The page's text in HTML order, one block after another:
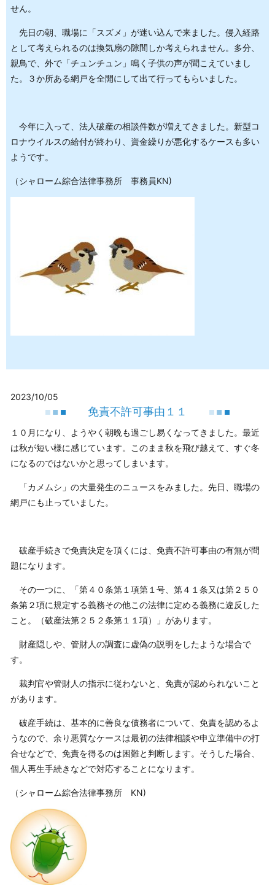
せん。
先日の朝、職場に「スズメ」が迷い込んで来ました。侵入経路
として考えられるのは換気扇の隙間しか考えられません。多分、
親鳥で、外で「チュンチュン」鳴く子供の声が聞こえていまし
た。３か所ある網戸を全開にして出て行ってもらいました。
今年に入って、法人破産の相談件数が増えてきました。新型コ
ロナウイルスの給付が終わり、資金繰りが悪化するケースも多い
ようです。
（シャローム綜合法律事務所 事務員KN)
2023/10/05
免責不許可事由１１
１０月になり、ようやく朝晩も過ごし易くなってきました。最近
は秋が短い様に感じています。このまま秋を飛び越えて、すぐ冬
になるのではないかと思ってしまいます。
「カメムシ」の大量発生のニュースをみました。先日、職場の
網戸にも止っていました。
破産手続きで免責決定を頂くには、免責不許可事由の有無が問
題になります。
その一つに、「第４０条第１項第１号、第４１条又は第２５０
条第２項に規定する義務その他この法律に定める義務に違反した
こと。（破産法第２５２条第１１項）」があります。
財産隠しや、管財人の調査に虚偽の説明をしたような場合で
す。
裁判官や管財人の指示に従わないと、免責が認められないこと
があります。
破産手続は、基本的に善良な債務者について、免責を認めるよ
うなので、余り悪質なケースは最初の法律相談や申立準備中の打
合せなどで、免責を得るのは困難と判断します。そうした場合、
個人再生手続きなどで対応することになります。
（シャローム綜合法律事務所 KN)